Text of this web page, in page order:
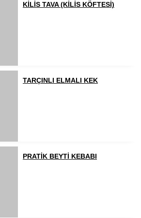
KİLİS TAVA (KİLİS KÖFTESİ)
TARÇINLI ELMALI KEK
PRATİK BEYTİ KEBABI